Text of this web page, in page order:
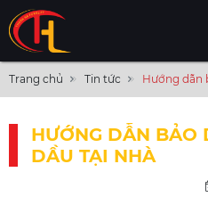
Trang chủ Tin tức Hướng dẫn
HƯỚNG DẪN BẢO
DẦU TẠI NHÀ